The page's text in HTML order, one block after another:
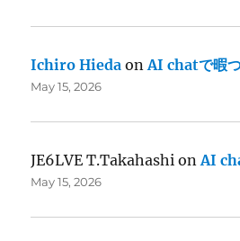
Ichiro Hieda onAI chatで暇
May 15, 2026
JE6LVE T.Takahashi onAI
May 15, 2026